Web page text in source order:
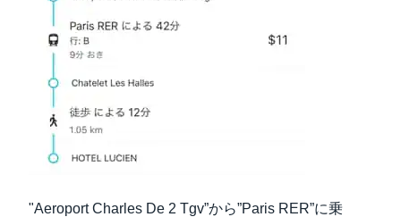
"Aeroport Charles De 2 Tgv”から”Paris RER”に乗